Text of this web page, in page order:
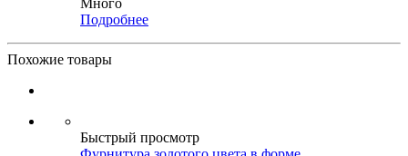
Подробнее
Похожие товары
Быстрый просмотр